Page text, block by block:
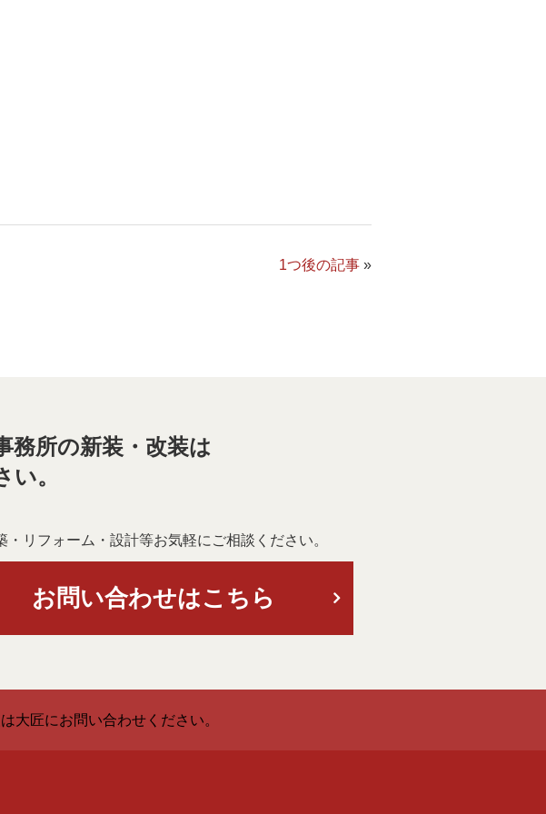
1つ後の記事 »
務所の新装・改装は
。
・リフォーム・設計等お気軽にご相談ください。
お問い合わせはこちら
大匠にお問い合わせください。